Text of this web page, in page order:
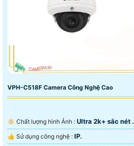
VPH-C518F Camera Công Nghệ Cao
🔅 Chất lượng hình Ảnh : Ultra 2k+ sắc nét .
👍 Sử dụng công nghệ : IP.